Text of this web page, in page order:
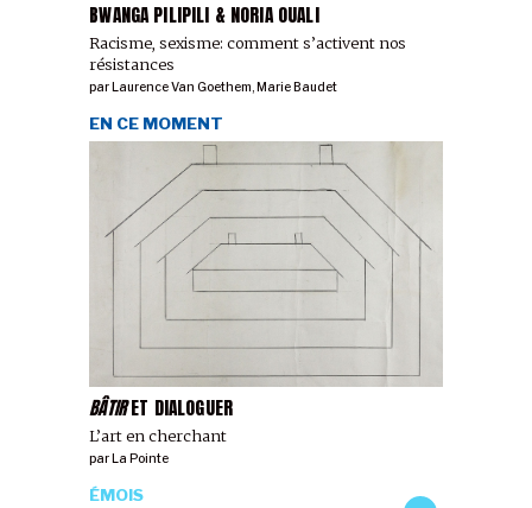
BWANGA PILIPILI & NORIA OUALI
Racisme, sexisme: comment s’activent nos
résistances
par Laurence Van Goethem, Marie Baudet
BÂTIRET DIALOGUER
L’art en cherchant
EN CE MOMENT
parLa Pointe
ÉMOIS